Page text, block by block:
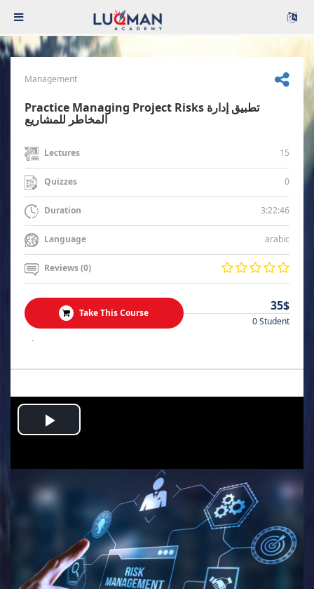
Management
Practice Managing Project Risks تطبيق إدارة
المخاطر للمشاريع
Lectures 15
Quizzes 0
Duration 3:22:46
Language arabic
Reviews (0)
Take This Course 35$
0 Student
.
Play
Video